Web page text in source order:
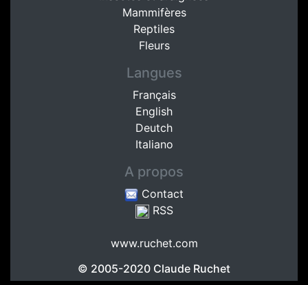
Mammifères
Reptiles
Fleurs
Langues
Français
English
Deutch
Italiano
A propos
Contact
RSS
www.ruchet.com
© 2005-2020 Claude Ruchet